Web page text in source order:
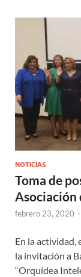
NOTICIAS
Toma de
Asociación
febrero 23, 2020 -
En la
la invitación a
“Orquídea